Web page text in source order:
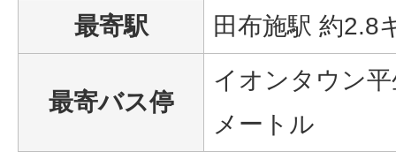
最寄駅
田布施駅 約2.8
最寄バス停
イオンタウン
メートル